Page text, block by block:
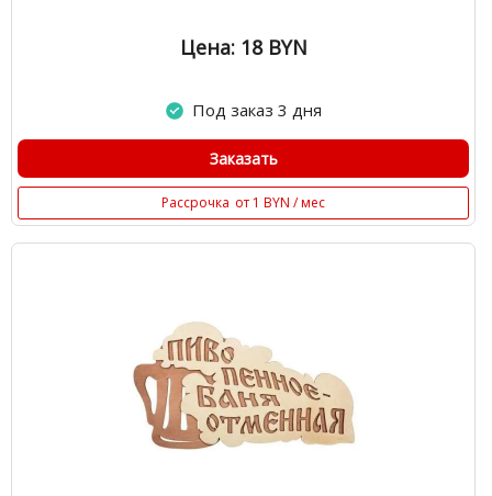
Цена: 18 BYN
Под заказ 3 дня
Заказать
Рассрочка от 1 BYN / мес